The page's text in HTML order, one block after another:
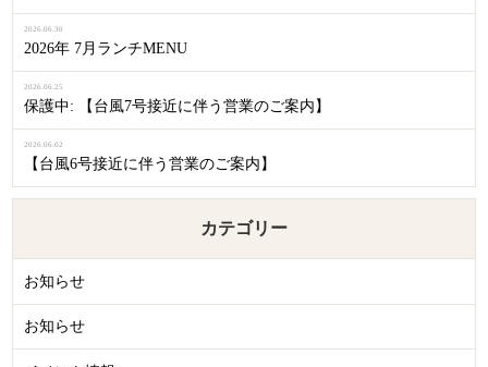
2026年 7月ランチMENU
2026.06.30
保護中: 【台風7号接近に伴う営業のご案内】
2026.06.25
【台風6号接近に伴う営業のご案内】
2026.06.02
カテゴリー
お知らせ
お知らせ